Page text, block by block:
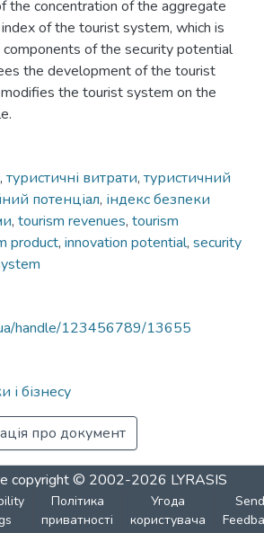
the concentration of the aggregate
of the tourist system, which is
of the security potential
the development of the tourist
the tourist system on the
, туристичні витрати, туристичний
потенціал, індекс безпеки
, tourism revenues, tourism
product, innovation potential, security
handle/123456789/13655
і бізнесу
про документ
copyright © 2002-2026 LYRASIS
Політика
приватності
Угода
користувача
Send